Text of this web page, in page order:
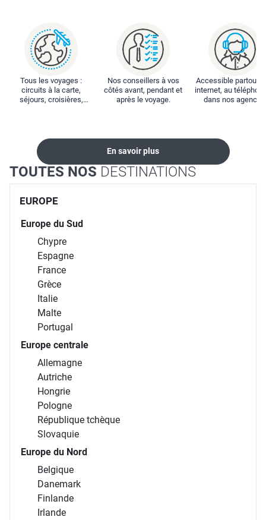
Tous les voyages :
circuits à la carte,
séjours, croisières,
Nos conseillers à vos
côtés avant, pendant et
après le voyage.
Accessible partout :
internet, au
dans nos
En savoir plus
TOUTES NOS DESTINATIONS
EUROPE
Europe du Sud
Chypre
Espagne
France
Grèce
Italie
Malte
Portugal
Europe centrale
Allemagne
Autriche
Hongrie
Pologne
République tchèque
Slovaquie
Europe du Nord
Belgique
Danemark
Finlande
Irlande